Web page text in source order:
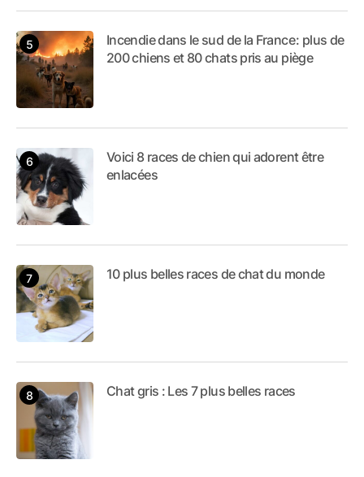
Incendie dans le sud de la France : plus de
200 chiens et 80 chats pris au piège
Voici 8 races de chien qui adorent être
enlacées
10 plus belles races de chat du monde
Chat gris : Les 7 plus belles races